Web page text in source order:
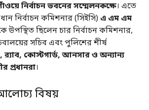
নির্বাচন ভবনের সম্মেলনকক্ষে। এতে
নির্বাচন কমিশনার (সিইসি) এ এম এম
উপস্থিত ছিলেন চার নির্বাচন কমিশনার,
সচিব এবং পুলিশের শীর্ষ
র‍্যাব, কোস্টগার্ড, আনসার ও অন্যান্য
প্রধানরা।
বিষয়